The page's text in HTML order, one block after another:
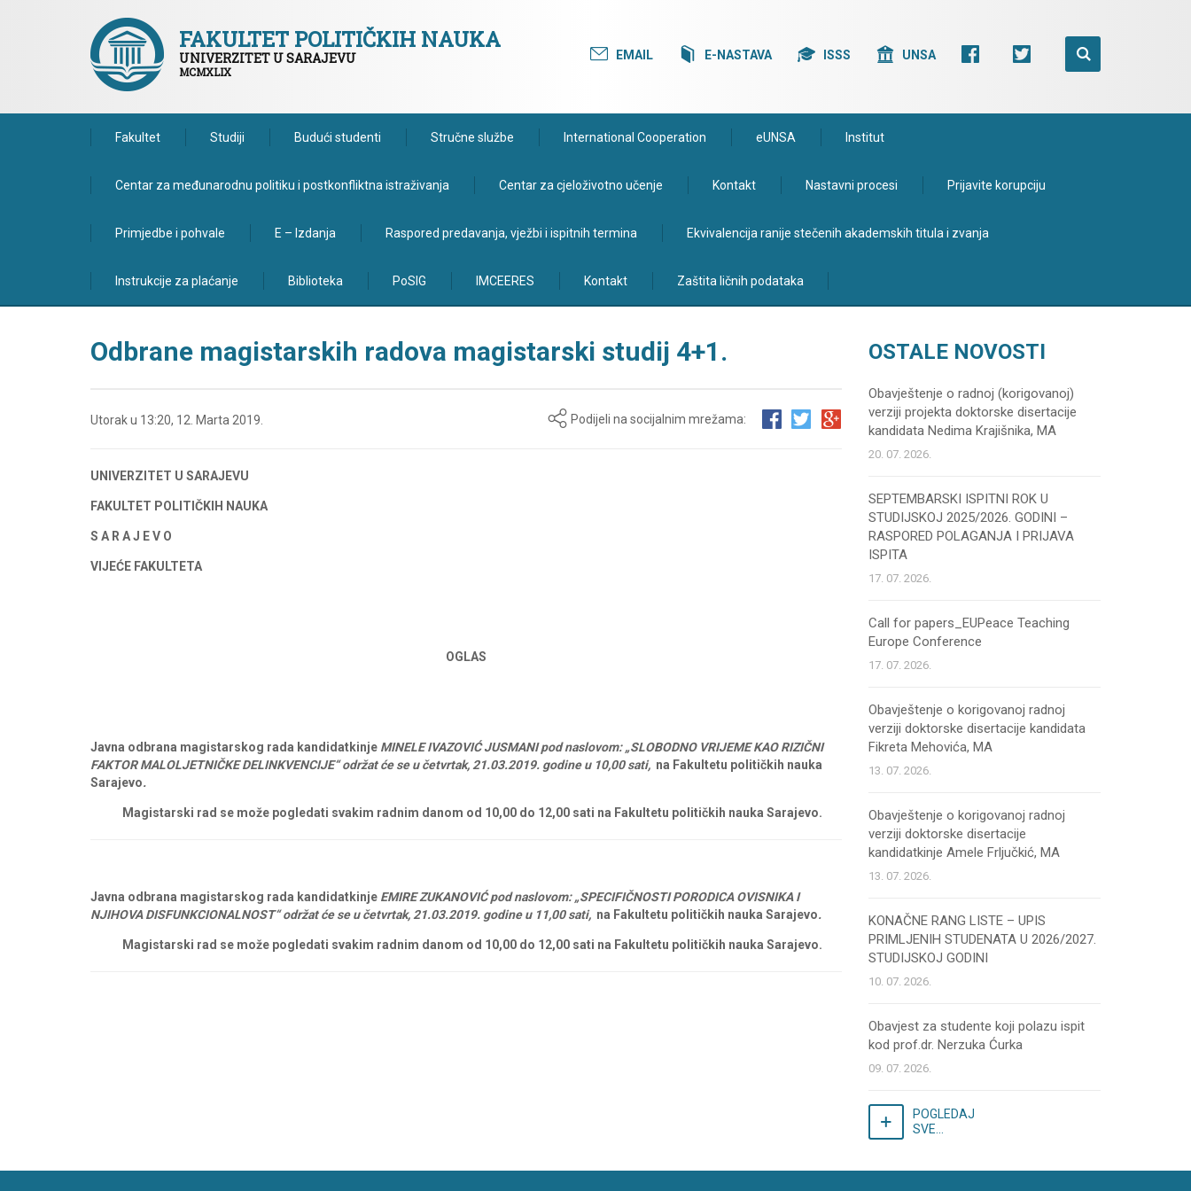
FAKULTET POLITIČKIH NAUKA
UNIVERZITET U SARAJEVU
MCMXLIX
EMAIL E-NASTAVA ISSS UNSA
Fakultet Studiji Budući studenti Stručne službe International Cooperation eUNSA Institut
Centar za međunarodnu politiku i postkonfliktna istraživanja Centar za cjeloživotno učenje Kontakt Nastavni procesi Prijavite korupciju
Primjedbe i pohvale E – Izdanja Raspored predavanja, vježbi i ispitnih termina Ekvivalencija ranije stečenih akademskih titula i zvanja
Instrukcije za plaćanje Biblioteka PoSIG IMCEERES Kontakt Zaštita ličnih podataka
Odbrane magistarskih radova magistarski studij 4+1.
Utorak u 13:20, 12. Marta 2019. Podijeli na socijalnim mrežama:
UNIVERZITET U SARAJEVU
FAKULTET POLITIČKIH NAUKA
S A R A J E V O
VIJEĆE FAKULTETA
OGLAS
Javna odbrana magistarskog rada kandidatkinje MINELE IVAZOVIĆ JUSMANIpod naslovom: „SLOBODNO VRIJEME KAO RIZIČNI
FAKTOR MALOLJETNIČKE DELINKVENCIJE“ održat će seu četvrtak, 21.03.2019. godineu10,00sati, na Fakultetu političkih nauka
Sarajevo.
Magistarski rad se može pogledati svakim radnim danom od 10,00 do 12,00 sati na Fakultetu političkih nauka Sarajevo.
Javna odbrana magistarskog rada kandidatkinje EMIRE ZUKANOVIĆpod naslovom: „SPECIFIČNOSTI PORODICA OVISNIKA I
NJIHOVA DISFUNKCIONALNOST“ održat će seu četvrtak, 21.03.2019. godineu11,00sati, na Fakultetu političkih nauka Sarajevo.
Magistarski rad se može pogledati svakim radnim danom od 10,00 do 12,00 sati na Fakultetu političkih nauka Sarajevo.
OSTALE NOVOSTI
Obavještenje o radnoj (korigovanoj)
verziji projekta doktorske disertacije
kandidata Nedima Krajišnika, MA
20. 07. 2026.
SEPTEMBARSKI ISPITNI ROK U
STUDIJSKOJ 2025/2026. GODINI –
RASPORED POLAGANJA I PRIJAVA
ISPITA
17. 07. 2026.
Call for papers_EUPeace Teaching
Europe Conference
17. 07. 2026.
Obavještenje o korigovanoj radnoj
verziji doktorske disertacije kandidata
Fikreta Mehovića, MA
13. 07. 2026.
Obavještenje o korigovanoj radnoj
verziji doktorske disertacije
kandidatkinje Amele Frljučkić, MA
13. 07. 2026.
KONAČNE RANG LISTE – UPIS
PRIMLJENIH STUDENATA U 2026/2027.
STUDIJSKOJ GODINI
10. 07. 2026.
Obavjest za studente koji polazu ispit
kod prof.dr. Nerzuka Ćurka
09. 07. 2026.
POGLEDAJ
SVE...